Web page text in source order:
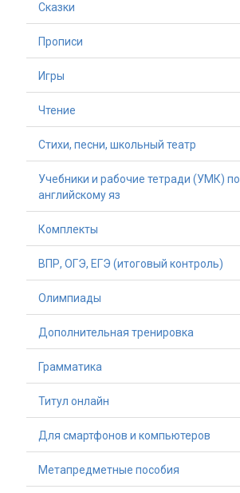
Сказки
Прописи
Игры
Чтение
Стихи, песни, школьный театр
Учебники и рабочие тетради (УМК) по
английскому яз
Комплекты
ВПР, ОГЭ, ЕГЭ (итоговый контроль)
Олимпиады
Дополнительная тренировка
Грамматика
Титул онлайн
Для смартфонов и компьютеров
Метапредметные пособия